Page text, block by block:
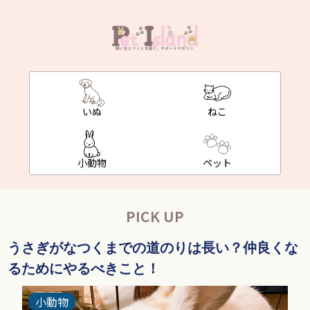
いぬ ねこ
小動物 ペット
PICK UP
うさぎがなつくまでの道のりは長い？仲良くな
るためにやるべきこと！
小動物